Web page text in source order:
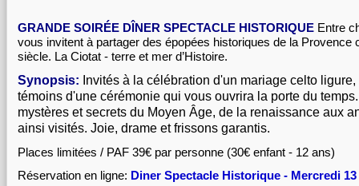
GRANDE SOIRÉE DÎNER SPECTACLE HISTORIQUE Entre
vous invitent à partager des épopées historiques de la Provence
siècle. La Ciotat - terre et mer d’Histoire.
Synopsis: Invités à la célébration d'un mariage celto
témoins d'une cérémonie qui vous ouvrira la porte du
mystères et secrets du Moyen Âge, de la renaissance aux
ainsi visités. Joie, drame et frissons garantis.
Places limitées / PAF 39€ par personne (30€ enfant - 12 ans)
Réservation en ligne: Diner Spectacle Historique - Mercredi 13